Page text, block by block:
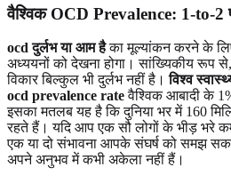
वैश्विक OCD Prevalence: 1-to-2
ocd दुर्लभ या आम हैका मूल्यांकन करने के लिए,
अध्ययनों को देखना होगा। सांख्यिकीय रूप
विकार बिल्कुल भी दुर्लभ नहीं है।विश्व
ocd prevalence rateवैश्विक आबादी के
इसका मतलब यह है कि दुनिया भर में 160
रहते हैं। यदि आप एक सौ लोगों के भीड़ भरे
एक या दो संभावना आपके संघर्ष को समझ
अपने अनुभव में कभी अकेला नहीं हैं।